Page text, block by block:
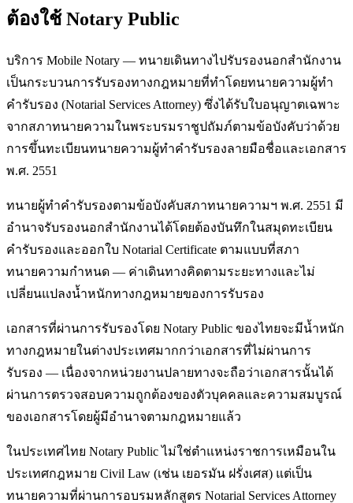
ต้องใช้ Notary Public
บริการ Mobile Notary — ทนายเดินทางไปรับรองนอกสำนักงาน
เป็นกระบวนการรับรองทางกฎหมายที่ทำโดยทนายความผู้ทำ
คำรับรอง (Notarial Services Attorney) ซึ่งได้รับใบอนุญาตเฉพาะ
จากสภาทนายความในพระบรมราชูปถัมภ์ตามข้อบังคับว่าด้วย
การขึ้นทะเบียนทนายความผู้ทำคำรับรองลายมือชื่อและเอกสาร
พ.ศ. 2551
ทนายผู้ทำคำรับรองตามข้อบังคับสภาทนายความฯ พ.ศ. 2551 มี
อำนาจรับรองนอกสำนักงานได้โดยต้องบันทึกในสมุดทะเบียน
คำรับรองและออกใบ Notarial Certificate ตามแบบที่สภา
ทนายความกำหนด — ค่าเดินทางคิดตามระยะทางและไม่
เปลี่ยนแปลงน้ำหนักทางกฎหมายของการรับรอง
เอกสารที่ผ่านการรับรองโดย Notary Public ของไทยจะมีน้ำหนัก
ทางกฎหมายในต่างประเทศมากกว่าเอกสารที่ไม่ผ่านการ
รับรอง — เนื่องจากหน่วยงานปลายทางจะถือว่าเอกสารนั้นได้
ผ่านการตรวจสอบความถูกต้องของตัวบุคคลและความสมบูรณ์
ของเอกสารโดยผู้มีอำนาจตามกฎหมายแล้ว
ในประเทศไทย Notary Public ไม่ใช่ตำแหน่งราชการเหมือนใน
ประเทศกฎหมาย Civil Law (เช่น เยอรมัน ฝรั่งเศส) แต่เป็น
ทนายความที่ผ่านการอบรมหลักสูตร Notarial Services Attorney